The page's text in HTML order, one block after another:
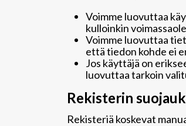
Voimme luovuttaa
kulloinkin
Voimme luovuttaa
että tiedon kohde ei
Jos käyttäjä on
luovuttaa tarkoin
Rekisterin
Rekisteriä koskevat